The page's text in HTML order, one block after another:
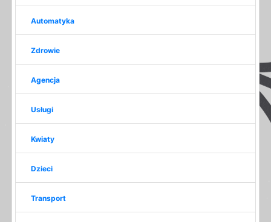
Automatyka
Zdrowie
Agencja
Usługi
Kwiaty
Dzieci
Transport